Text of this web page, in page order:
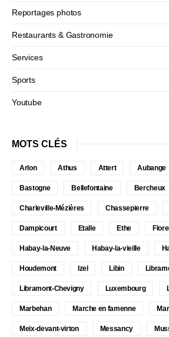
Reportages photos
Restaurants & Gastronomie
Services
Sports
Youtube
MOTS CLÉS
Arlon Athus Attert Aubange
Bastogne Bellefontaine Bercheux
Charleville-Mézières Chassepierre
Dampicourt Etalle Ethe
Habay-la-Neuve Habay-la-vieille
Houdemont Izel Libin
Libramont-Chevigny Luxembourg
Marbehan Marche en famenne
Meix-devant-virton Messancy